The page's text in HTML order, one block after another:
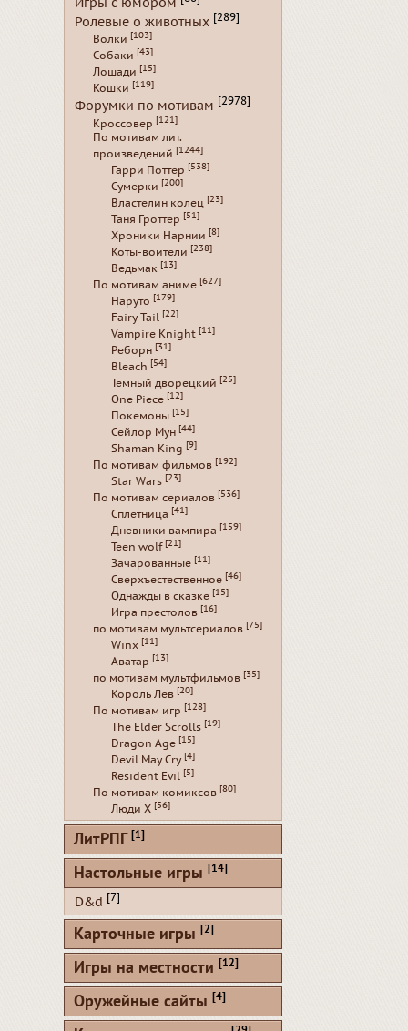
Ролевые о животных [289]
Волки [103]
Собаки [43]
Лошади [15]
Кошки [119]
Форумки по мотивам [2978]
Кроссовер [121]
По мотивам лит.
произведений [1244]
Гарри Поттер [538]
Сумерки [200]
Властелин колец [23]
Таня Гроттер [51]
Хроники Нарнии [8]
Коты-воители [238]
Ведьмак [13]
По мотивам аниме [627]
Наруто [179]
Fairy Tail [22]
Vampire Knight [11]
Реборн [31]
Bleach [54]
Темный дворецкий [25]
One Piece [12]
Покемоны [15]
Сейлор Мун [44]
Shaman King [9]
По мотивам фильмов [192]
Star Wars [23]
По мотивам сериалов [536]
Сплетница [41]
Дневники вампира [159]
Teen wolf [21]
Зачарованные [11]
Сверхъестественное [46]
Однажды в сказке [15]
Игра престолов [16]
по мотивам мультсериалов [75]
Winx [11]
Аватар [13]
по мотивам мультфильмов [35]
Король Лев [20]
По мотивам игр [128]
The Elder Scrolls [19]
Dragon Age [15]
Devil May Cry [4]
Resident Evil [5]
По мотивам комиксов [80]
Люди Х [56]
ЛитРПГ [1]
Настольные игры [14]
D&d [7]
Карточные игры [2]
Игры на местности [12]
Оружейные сайты [4]